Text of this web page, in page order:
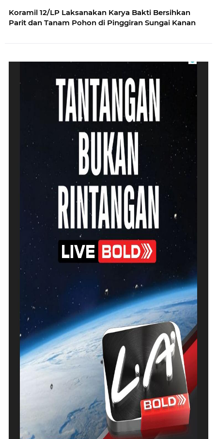
Koramil 12/LP Laksanakan Karya Bakti Bersihkan
Parit dan Tanam Pohon di Pinggiran Sungai Kanan